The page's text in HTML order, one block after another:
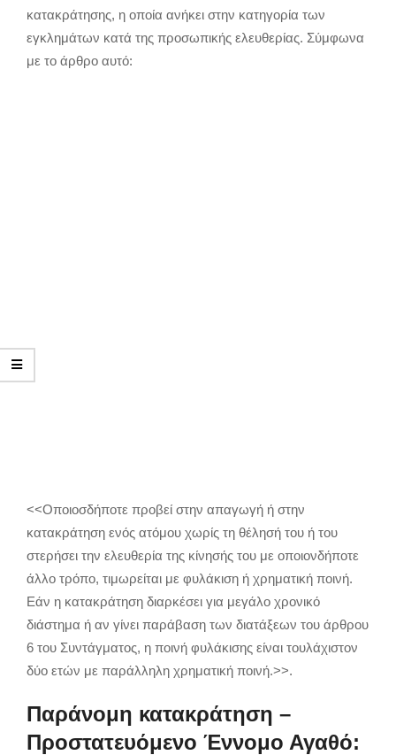
κατακράτησης, η οποία ανήκει στην κατηγορία των
εγκλημάτων κατά της προσωπικής ελευθερίας. Σύμφωνα
με το άρθρο αυτό:
<<Οποιοσδήποτε προβεί στην απαγωγή ή στην
κατακράτηση ενός ατόμου χωρίς τη θέλησή του ή του
στερήσει την ελευθερία της κίνησής του με οποιονδήποτε
άλλο τρόπο, τιμωρείται με φυλάκιση ή χρηματική ποινή.
Εάν η κατακράτηση διαρκέσει για μεγάλο χρονικό
διάστημα ή αν γίνει παράβαση των διατάξεων του άρθρου
6 του Συντάγματος, η ποινή φυλάκισης είναι τουλάχιστον
δύο ετών με παράλληλη χρηματική ποινή.>>.
Παράνομη κατακράτηση –
Προστατευόμενο Έννομο Αγαθό: